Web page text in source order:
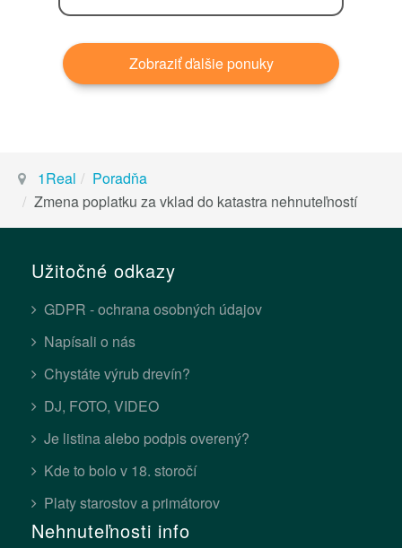
Zobraziť ďalšie ponuky
1Real
Poradňa
Zmena poplatku za vklad do katastra nehnuteľností
Užitočné odkazy
GDPR - ochrana osobných údajov
Napísali o nás
Chystáte výrub drevín?
DJ, FOTO, VIDEO
Je listina alebo podpis overený?
Kde to bolo v 18. storočí
Platy starostov a primátorov
Nehnuteľnosti info